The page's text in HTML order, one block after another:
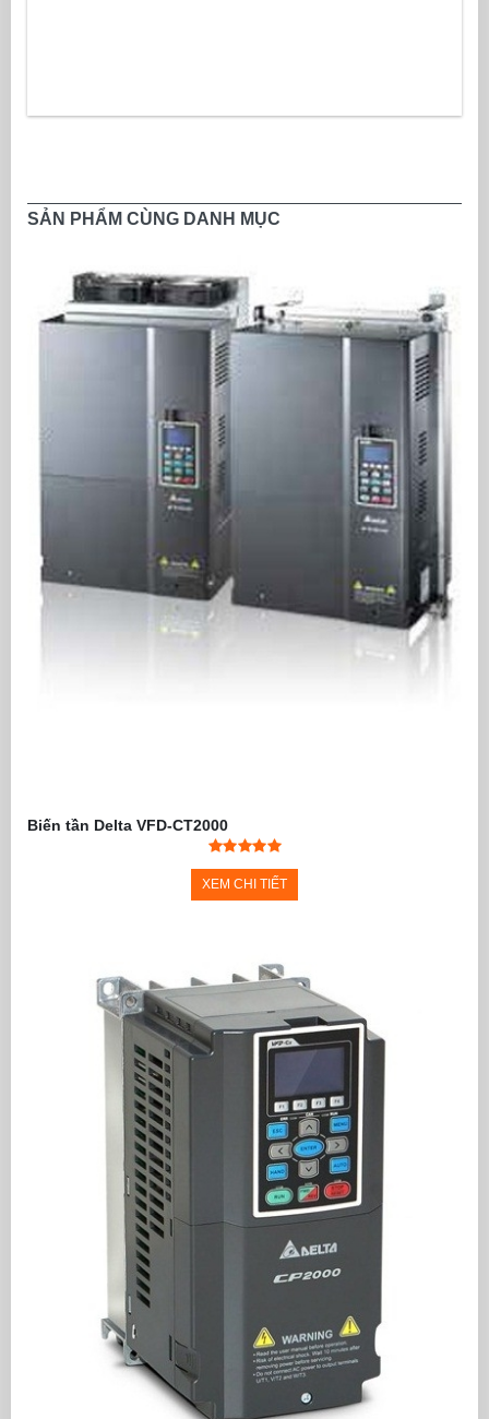
SẢN PHẨM CÙNG DANH MỤC
Biến tần Delta VFD-CT2000
XEM CHI TIẾT